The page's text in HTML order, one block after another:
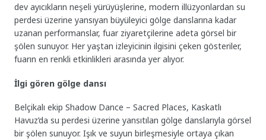
dev ayıcıkların neşeli yürüyüşlerine, modern illüzyonlardan su
perdesi üzerine yansıyan büyüleyici gölge danslarına kadar
uzanan performanslar, fuar ziyaretçilerine adeta görsel bir
şölen sunuyor. Her yaştan izleyicinin ilgisini çeken gösteriler,
fuarın en renkli etkinlikleri arasında yer alıyor.
İlgi gören gölge dansı
Belçikalı ekip Shadow Dance – Sacred Places, Kaskatlı
Havuz’da su perdesi üzerine yansıtılan gölge danslarıyla görsel
bir şölen sunuyor. Işık ve suyun birleşmesiyle ortaya çıkan